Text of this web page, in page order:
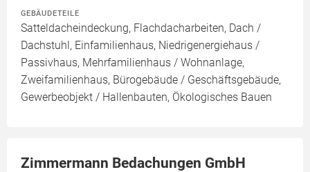
GEBÄUDETEILE
Satteldacheindeckung, Flachdacharbeiten, Dach /
Dachstuhl, Einfamilienhaus, Niedrigenergiehaus /
Passivhaus, Mehrfamilienhaus / Wohnanlage,
Zweifamilienhaus, Bürogebäude / Geschäftsgebäude,
Gewerbeobjekt / Hallenbauten, Ökologisches Bauen
Zimmermann Bedachungen GmbH